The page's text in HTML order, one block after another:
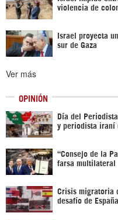
violencia de
Israel proyecta
sur de Gaza
Ver más
OPINIÓN
Día del
y periodista iraní
“Consejo de la
farsa multilateral
Crisis migratoria
desafío de